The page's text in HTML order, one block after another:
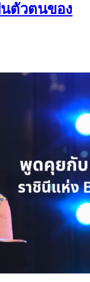
นตัวตนของ